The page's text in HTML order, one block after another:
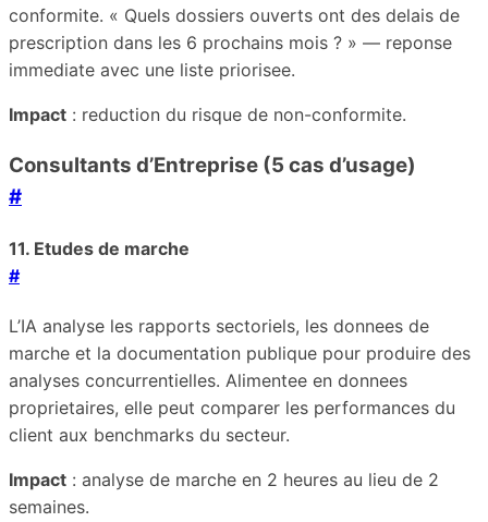
conformite. « Quels dossiers ouverts ont des delais de
prescription dans les 6 prochains mois ? » — reponse
immediate avec une liste priorisee.
Impact : reduction du risque de non-conformite.
Consultants d’Entreprise (5 cas d’usage)
#
11. Etudes de marche
#
L’IA analyse les rapports sectoriels, les donnees de
marche et la documentation publique pour produire des
analyses concurrentielles. Alimentee en donnees
proprietaires, elle peut comparer les performances du
client aux benchmarks du secteur.
Impact : analyse de marche en 2 heures au lieu de 2
semaines.